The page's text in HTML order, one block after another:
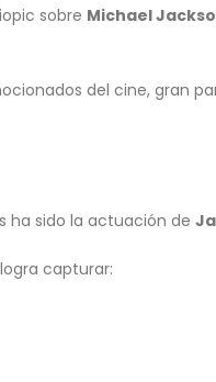
sobre Michael
del cine, gran
ha sido la actuación de
capturar: